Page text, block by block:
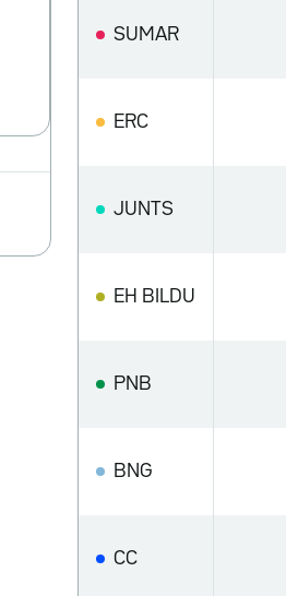
SUMAR
ERC
JUNTS
EH BILDU
PNB
BNG
CC